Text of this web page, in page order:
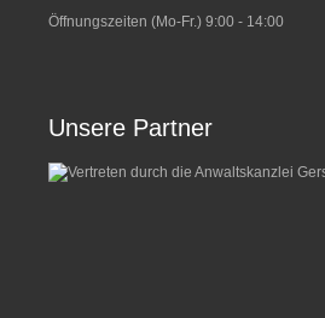
Öffnungszeiten (Mo-Fr.) 9:00 - 14:00
Unsere Partner